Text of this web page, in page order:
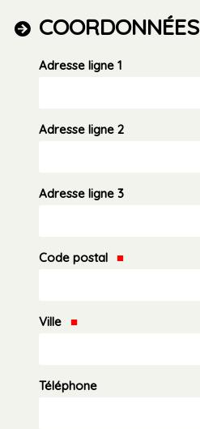
COORDONNÉES
Adresse ligne 1
Adresse ligne 2
Adresse ligne 3
Code postal
Ville
Téléphone